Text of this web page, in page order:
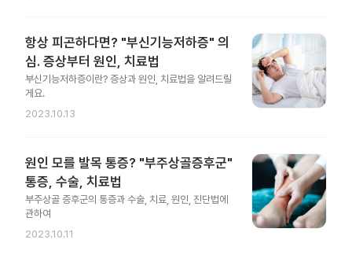
항상 피곤하다면? "부신기능저하증" 의
심. 증상부터 원인, 치료법
부신기능저하증이란? 증상과 원인, 치료법을 알려드릴
게요.
2023.10.13
원인 모를 발목 통증? "부주상골증후군"
통증, 수술, 치료법
부주상골 증후군의 통증과 수술, 치료, 원인, 진단법에
관하여
2023.10.11